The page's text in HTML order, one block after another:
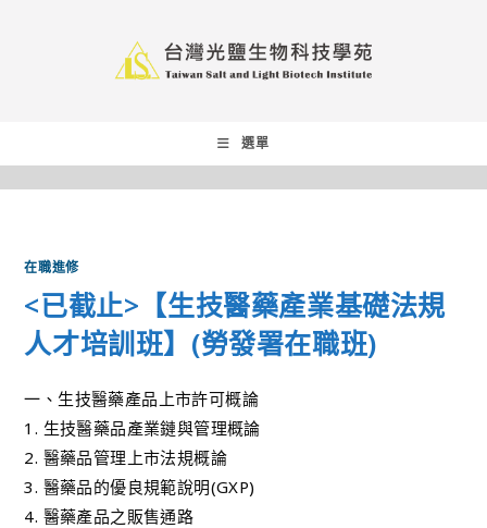
選單
在職進修
<已截止>【生技醫藥產業基礎法規
人才培訓班】(勞發署在職班)
一、生技醫藥產品上市許可概論
1. 生技醫藥品產業鏈與管理概論
2. 醫藥品管理上市法規概論
3. 醫藥品的優良規範說明(GXP)
4. 醫藥產品之販售通路